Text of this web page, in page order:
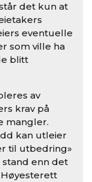
det kun at
eventuelle
som ville ha
blitt
av
krav på
mangler.
kan utleier
til utbedring»
enn det
Høyesterett